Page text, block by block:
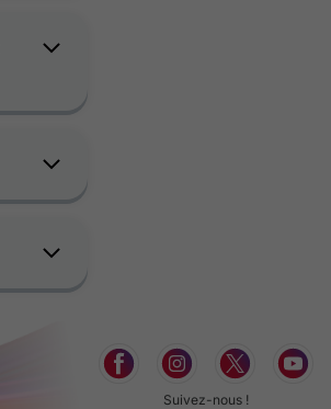
Suivez-nous !